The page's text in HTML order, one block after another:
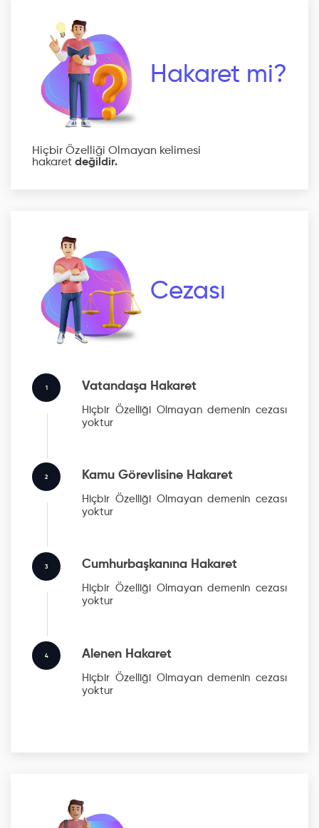
Hakaret mi?
Hiçbir Özelliği Olmayan kelimesi
hakaret değildir.
Cezası
1 Vatandaşa Hakaret
Hiçbir Özelliği Olmayandemenin cezası
yoktur
2 Kamu Görevlisine Hakaret
Hiçbir Özelliği Olmayandemenin cezası
yoktur
3 Cumhurbaşkanına Hakaret
Hiçbir Özelliği Olmayandemenin cezası
yoktur
4 Alenen Hakaret
Hiçbir Özelliği Olmayandemenin cezası
yoktur